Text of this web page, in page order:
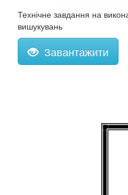
Технічне завдання на
вишукувань
Завантажити